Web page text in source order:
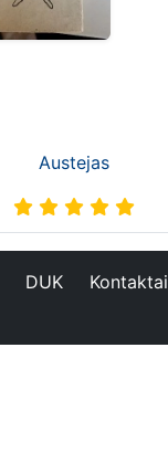
Austejas
DUK Kontaktai